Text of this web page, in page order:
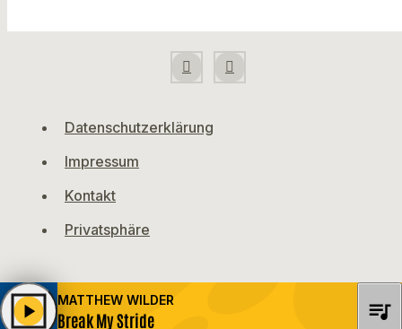
Datenschutzerklärung
Impressum
Kontakt
Privatsphäre
MATTHEW WILDER
Break My Stride
play_arrow queue_music